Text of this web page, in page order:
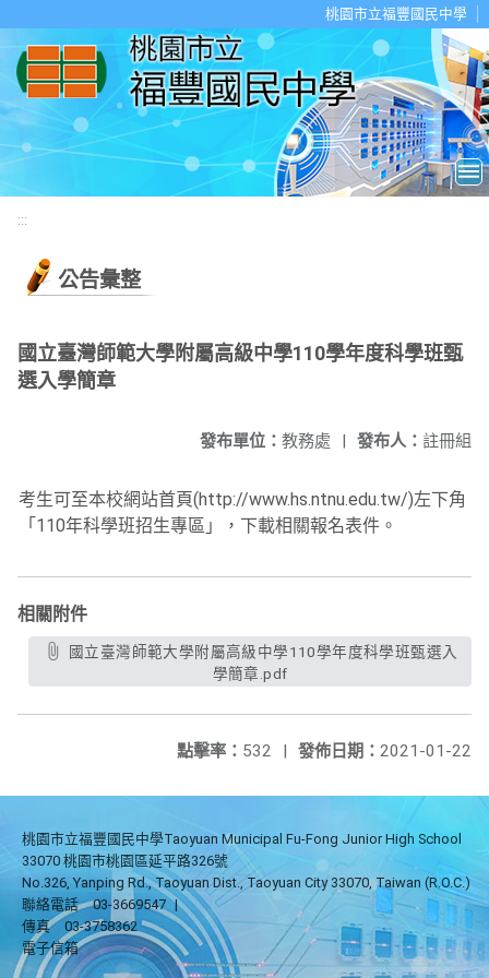
桃園市立福豐國民中學
:::
公告彙整
國立臺灣師範大學附屬高級中學110學年度科學班甄
選入學簡章
發布人： 註冊組
發布單位： 教務處 |
考生可至本校網站首頁(http://www.hs.ntnu.edu.tw/)左下角
「110年科學班招生專區」，下載相關報名表件。
相關附件
學簡章.pdf
發佈日期： 2021-01-22
點擊率： 532 |
桃園市立福豐國民中學Taoyuan Municipal Fu-Fong Junior High School
33070 桃園市桃園區延平路326號
No.326, Yanping Rd., Taoyuan Dist., Taoyuan City 33070, Taiwan (R.O.C.)
聯絡電話
03-3669547 |
傳真
03-3758362
電子信箱